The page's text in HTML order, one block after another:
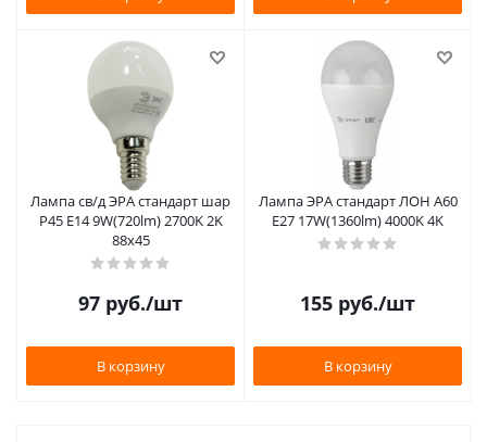
Лампа св/д ЭРА стандарт шар
P45 E14 9W(720lm) 2700K 2K
88х45
97 руб./шт
В корзину
Лампа ЭРА стандарт ЛОН A60
E27 17W(1360lm) 4000K 4K
155 руб./шт
В корзину